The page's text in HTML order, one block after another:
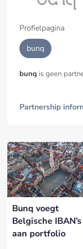
Profielpagina
bunq
bunq is geen
Partnership
Bunq voegt
Belgische
aan portfolio